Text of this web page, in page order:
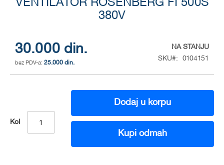
VENTILATOR ROSENBERG FI 500S
380V
30.000 din.
25.000 din.
NA STANJU
SKU
0104151
Kol
Dodaj u korpu
Kupi odmah
the
images
gallery